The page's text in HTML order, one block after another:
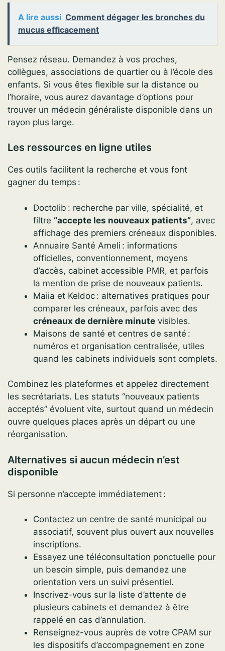
A lire aussi Comment dégager les bronches du
mucus efficacement
Pensez réseau. Demandez à vos proches,
collègues, associations de quartier ou à l’école des
enfants. Si vous êtes flexible sur la distance ou
l’horaire, vous aurez davantage d’options pour
trouver un médecin généraliste disponible dans un
rayon plus large.
Les ressources en ligne utiles
Ces outils facilitent la recherche et vous font
gagner du temps :
Doctolib : recherche par ville, spécialité, et
filtre “accepte les nouveaux patients”, avec
affichage des premiers créneaux disponibles.
Annuaire Santé Ameli : informations
officielles, conventionnement, moyens
d’accès, cabinet accessible PMR, et parfois
la mention de prise de nouveaux patients.
Maiia et Keldoc : alternatives pratiques pour
comparer les créneaux, parfois avec des
créneaux de dernière minute visibles.
Maisons de santé et centres de santé :
numéros et organisation centralisée, utiles
quand les cabinets individuels sont complets.
Combinez les plateformes et appelez directement
les secrétariats. Les statuts “nouveaux patients
acceptés” évoluent vite, surtout quand un médecin
ouvre quelques places après un départ ou une
réorganisation.
Alternatives si aucun médecin n’est
disponible
Si personne n’accepte immédiatement :
Contactez un centre de santé municipal ou
associatif, souvent plus ouvert aux nouvelles
inscriptions.
Essayez une téléconsultation ponctuelle pour
un besoin simple, puis demandez une
orientation vers un suivi présentiel.
Inscrivez-vous sur la liste d’attente de
plusieurs cabinets et demandez à être
rappelé en cas d’annulation.
Renseignez-vous auprès de votre CPAM sur
les dispositifs d’accompagnement en zone